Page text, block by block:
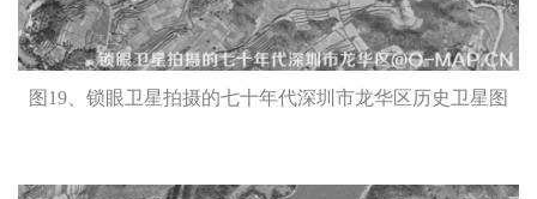
图19、锁眼卫星拍摄的七十年代深圳市龙华区历史卫星图